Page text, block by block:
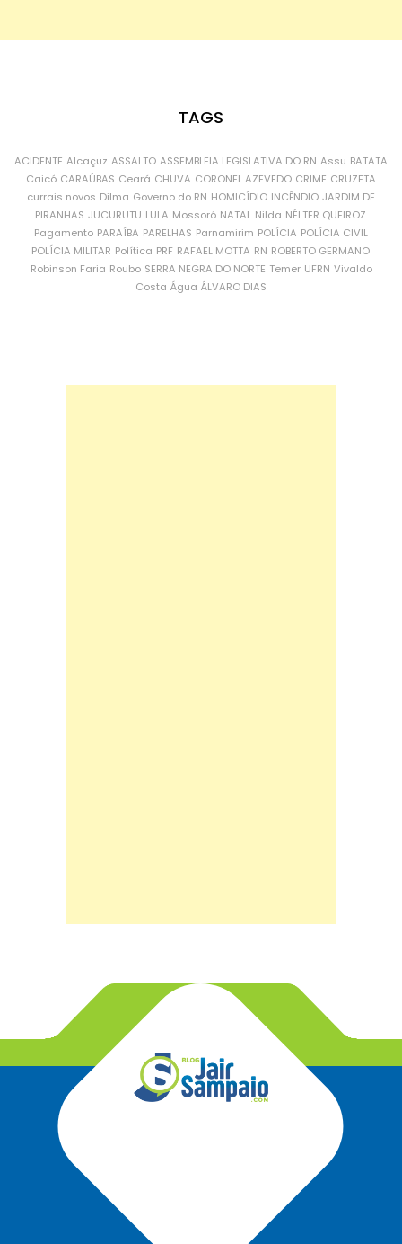
TAGS
ACIDENTE Alcaçuz ASSALTO ASSEMBLEIA LEGISLATIVA DO RN Assu BATATA
Caicó CARAÚBAS Ceará CHUVA CORONEL AZEVEDO CRIME CRUZETA
currais novos Dilma Governo do RN HOMICÍDIO INCÊNDIO JARDIM DE
PIRANHAS JUCURUTU LULA Mossoró NATAL Nilda NÉLTER QUEIROZ
Pagamento PARAÍBA PARELHAS Parnamirim POLÍCIA POLÍCIA CIVIL
POLÍCIA MILITAR Política PRF RAFAEL MOTTA RN ROBERTO GERMANO
Robinson Faria Roubo SERRA NEGRA DO NORTE Temer UFRN Vivaldo
Costa Água ÁLVARO DIAS